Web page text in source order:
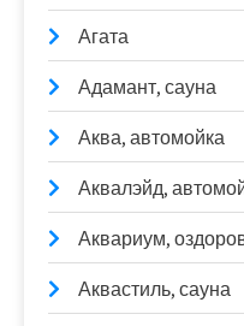
Агата
Адамант, сауна
Аква, автомойка
Аквалэйд,
Аквариум,
Аквастиль, сауна